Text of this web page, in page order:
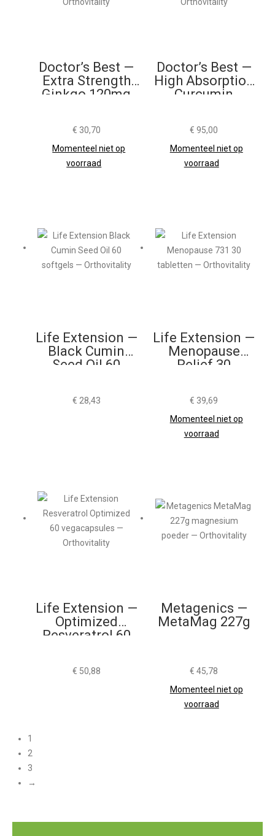
Doctor’s Best —
Extra Strength
Ginkgo 120mg
€ 30,70
Momenteel niet op
voorraad
Doctor’s Best —
High Absorption
Curcumin
€ 95,00
Momenteel niet op
voorraad
Life Extension —
Black Cumin
Seed Oil 60
€ 28,43
Life Extension —
Menopause
Relief 30
€ 39,69
Momenteel niet op
voorraad
Life Extension —
Optimized
Resveratrol 60
€ 50,88
Metagenics —
MetaMag 227g
€ 45,78
Momenteel niet op
voorraad
1
2
3
→